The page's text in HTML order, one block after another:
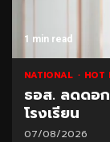
1 min read
NATIONAL HOT
ธอส. ลดดอ
โรงเรียน
07/08/2026